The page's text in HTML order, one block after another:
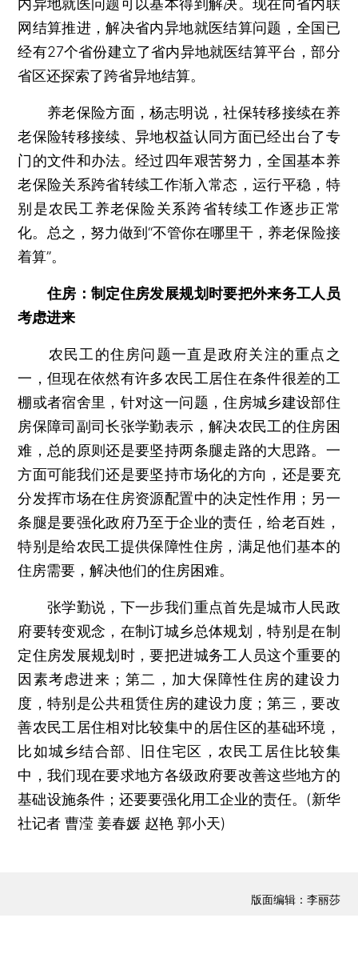
内异地就医问题可以基本得到解决。现在向省内联
网结算推进，解决省内异地就医结算问题，全国已
经有27个省份建立了省内异地就医结算平台，部分
省区还探索了跨省异地结算。
养老保险方面，杨志明说，社保转移接续在养
老保险转移接续、异地权益认同方面已经出台了专
门的文件和办法。经过四年艰苦努力，全国基本养
老保险关系跨省转续工作渐入常态，运行平稳，特
别是农民工养老保险关系跨省转续工作逐步正常
化。总之，努力做到“不管你在哪里干，养老保险接
着算”。
住房：制定住房发展规划时要把外来务工人员
考虑进来
农民工的住房问题一直是政府关注的重点之
一，但现在依然有许多农民工居住在条件很差的工
棚或者宿舍里，针对这一问题，住房城乡建设部住
房保障司副司长张学勤表示，解决农民工的住房困
难，总的原则还是要坚持两条腿走路的大思路。一
方面可能我们还是要坚持市场化的方向，还是要充
分发挥市场在住房资源配置中的决定性作用；另一
条腿是要强化政府乃至于企业的责任，给老百姓，
特别是给农民工提供保障性住房，满足他们基本的
住房需要，解决他们的住房困难。
张学勤说，下一步我们重点首先是城市人民政
府要转变观念，在制订城乡总体规划，特别是在制
定住房发展规划时，要把进城务工人员这个重要的
因素考虑进来；第二，加大保障性住房的建设力
度，特别是公共租赁住房的建设力度；第三，要改
善农民工居住相对比较集中的居住区的基础环境，
比如城乡结合部、旧住宅区，农民工居住比较集
中，我们现在要求地方各级政府要改善这些地方的
基础设施条件；还要要强化用工企业的责任。(新华
社记者 曹滢 姜春媛 赵艳 郭小天)
版面编辑：李丽莎